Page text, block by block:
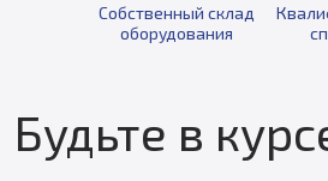
Собственный склад
оборудования
Будьте в